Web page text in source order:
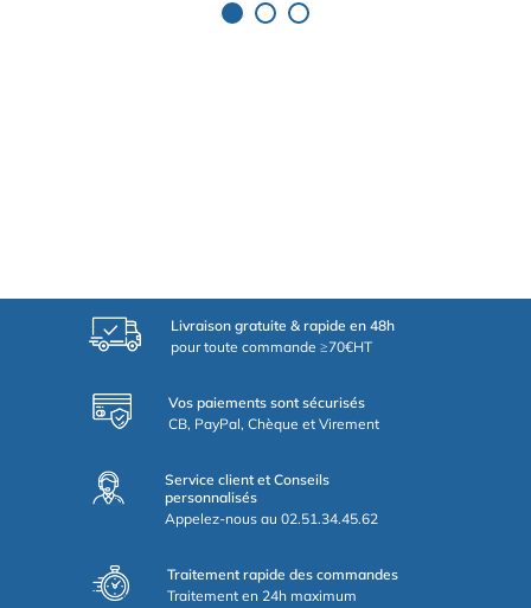
Livraison gratuite & rapide en 48h
pour toute commande ≥70€HT
Vos paiements sont sécurisés
CB, PayPal, Chèque et Virement
Service client et Conseils
personnalisés
Appelez-nous au 02.51.34.45.62
Traitement rapide des commandes
Traitement en 24h maximum